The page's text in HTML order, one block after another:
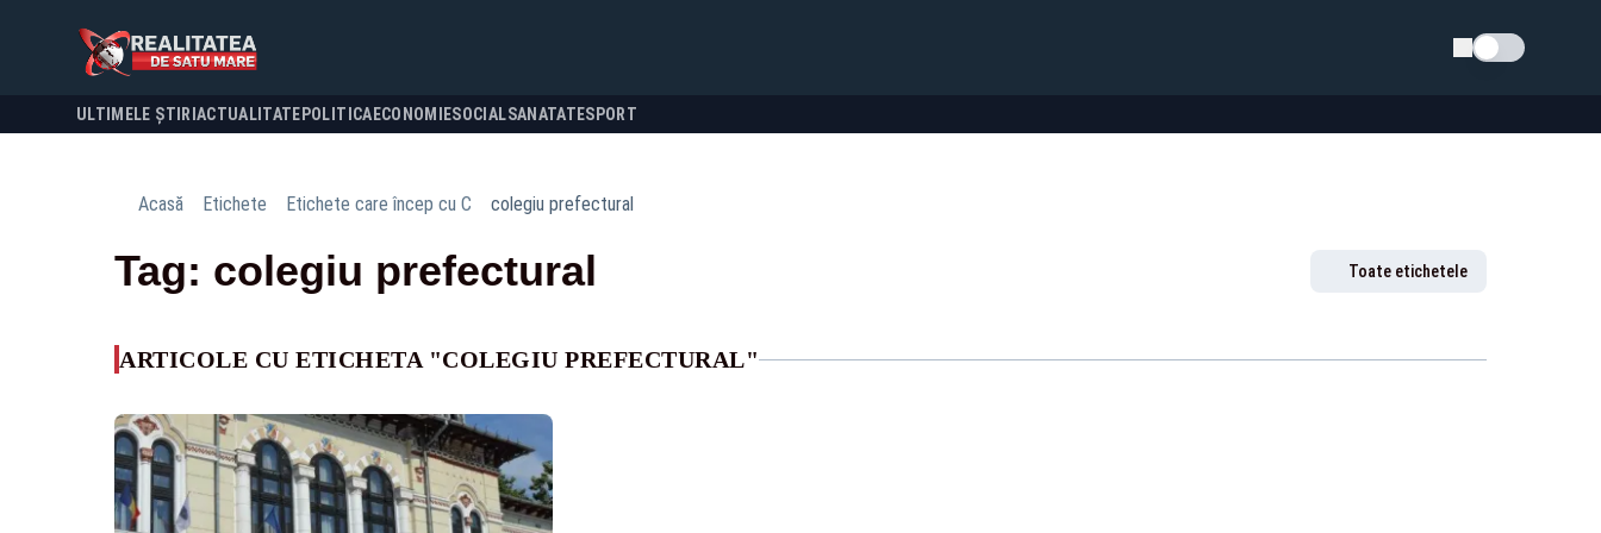
Schimba tema
ULTIMELE ȘTIRI ACTUALITATE POLITICA ECONOMIESOCIALSANATATESPORT
Acasă Etichete Etichete care încep cu C colegiu prefectural
Tag: colegiu prefectural Toate etichetele
ARTICOLE CU ETICHETA "COLEGIU PREFECTURAL"